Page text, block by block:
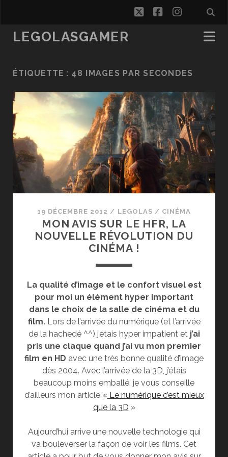
twitterfacebook
LEGOLASGAMER
ÉTIQUETTE : 48 IMAGES PAR SECONDES
19 DÉCEMBRE 2012 / LEGOLAS / CINÉMA
MON AVIS SUR LE HFR, LA
NOUVELLE RÉVOLUTION DU
CINÉMA !
La qualité d’image et le confort visuel est
pour moi un élément hyper important
dans le choix de la salle de cinéma et du
film.Lors de l’arrivée du numérique (et l’arrivée
de la hachedé ^^) j’étais hyper impatient et j’ai
pris une claque quand j’ai vu mon premier
film en HD avec une très bonne qualité d’image
dès 2004. Avec l’arrivée de la 3D, j’étais
beaucoup moins emballé, je vous conseille
d’ailleurs mon article « Le numérique c’est mieux
que la 3D »
Aujourd’hui arrive une nouvelle technologie qui
va bouleverser la façon de voir les films. Cet